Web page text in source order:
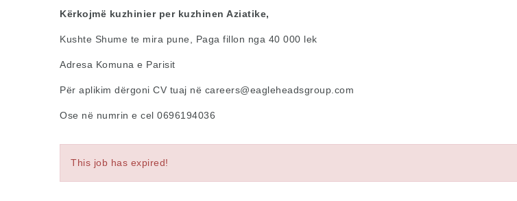
Kërkojmë kuzhinier per kuzhinen Aziatike,
Kushte Shume te mira pune, Paga fillon nga 40 000 lek
Adresa Komuna e Parisit
Për aplikim dërgoni CV tuaj në careers@eagleheadsgroup.com
Ose në numrin e cel 0696194036
This job has expired!